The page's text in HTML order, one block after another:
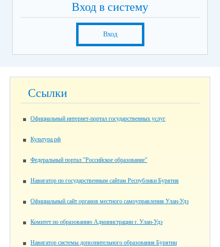
Вход в систему
Вход
Ссылки
Официальный интернет-портал государственных услуг
Культура.рф
Федеральный портал "Российское образование"
Навигатор по государственным сайтам Республики Бурятия
Официальный сайт органов местного самоуправления Улан-Удэ
Комитет по образованию Администрации г. Улан-Удэ
Навигатор системы дополнительного образования Бурятии